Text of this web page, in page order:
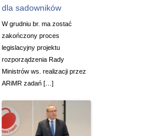
dla sadowników
W grudniu br. ma zostać
zakończony proces
legislacyjny projektu
rozporządzenia Rady
Ministrów ws. realizacji przez
ARiMR zadań […]